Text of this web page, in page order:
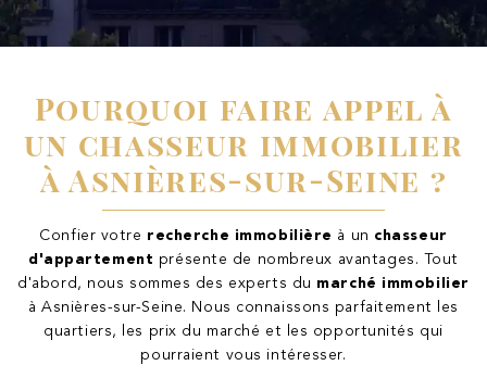
Pourquoi faire appel à
un chasseur immobilier
à Asnières-sur-Seine ?
Confier votre recherche immobilière à un chasseur
d'appartement présente de nombreux avantages. Tout
d'abord, nous sommes des experts du marché immobilier
à Asnières-sur-Seine. Nous connaissons parfaitement les
quartiers, les prix du marché et les opportunités qui
pourraient vous intéresser.